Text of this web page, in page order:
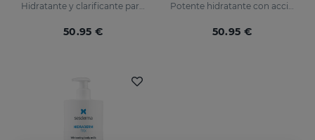
Hidratante y clarificante para pieles mixtas
50.95 €
Potente hidratante con acción despigmentante
50.95 €